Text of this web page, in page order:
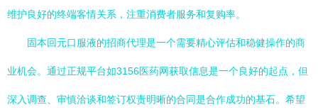
维护良好的终端客情关系，注重消费者服务和复购率。
固本回元口服液的招商代理是一个需要精心评估和稳健操作的商
业机会。通过正规平台如3156医药网获取信息是一个良好的起点，但
深入调查、审慎洽谈和签订权责明晰的合同是合作成功的基石。希望